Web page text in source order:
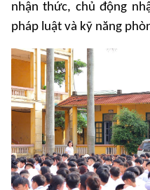
nhận thức, chủ động
pháp luật và kỹ năng